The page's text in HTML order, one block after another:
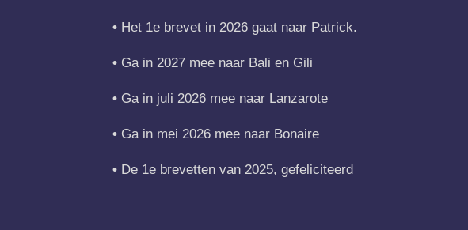
Het 1e brevet in 2026 gaat naar Patrick.
Ga in 2027 mee naar Bali en Gili
Ga in juli 2026 mee naar Lanzarote
Ga in mei 2026 mee naar Bonaire
De 1e brevetten van 2025, gefeliciteerd